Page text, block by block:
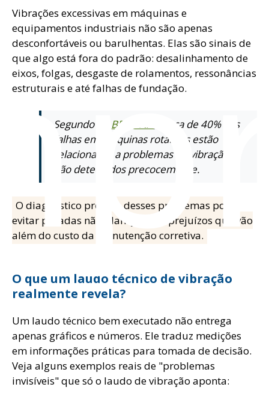
Vibrações excessivas em máquinas e
equipamentos industriais não são apenas
desconfortáveis ou barulhentas. Elas são sinais de
que algo está fora do padrão: desalinhamento de
eixos, folgas, desgaste de rolamentos, ressonâncias
estruturais e até falhas de fundação.
Segundo a ABRAMAN
, cerca de 40% das
falhas em máquinas rotativas estão
relacionadas a problemas de vibração
não detectados precocemente.
O diagnóstico precoce desses problemas pode
evitar paradas não planejadas e prejuízos que vão
além do custo da manutenção corretiva.
O que um laudo técnico de vibração
realmente revela?
Um laudo técnico bem executado não entrega
apenas gráficos e números. Ele traduz medições
em informações práticas para tomada de decisão.
Veja alguns exemplos reais de "problemas
invisíveis" que só o laudo de vibração aponta: